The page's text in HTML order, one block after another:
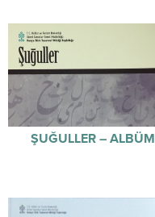
ŞUĞULLER – ALBÜM